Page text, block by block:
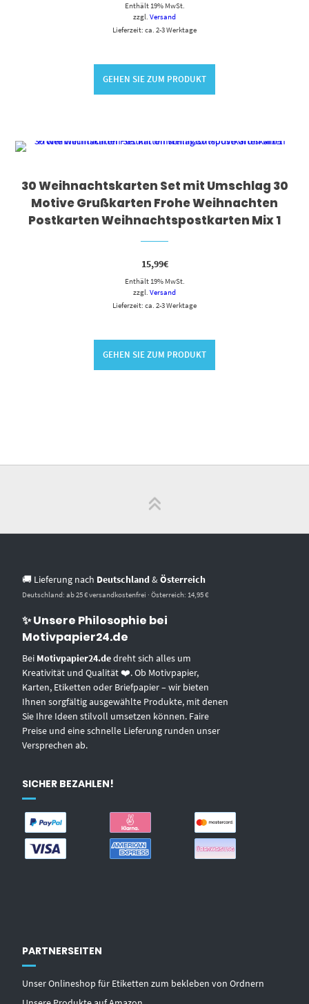
Enthält 19% MwSt.
zzgl. Versand
Lieferzeit: ca. 2-3 Werktage
GEHEN SIE ZUM PRODUKT
30 Weihnachtskarten Set mit Umschlag 30
Motive Grußkarten Frohe Weihnachten
Postkarten Weihnachtspostkarten Mix 1
15,99€
Enthält 19% MwSt.
zzgl. Versand
Lieferzeit: ca. 2-3 Werktage
GEHEN SIE ZUM PRODUKT
🚚 Lieferung nach Deutschland &Österreich
Deutschland: ab 25 € versandkostenfrei · Österreich: 14,95 €
✨ Unsere Philosophie bei
Motivpapier24.de
Bei Motivpapier24.dedreht sich alles um
Kreativität und Qualität ❤️. Ob Motivpapier,
Karten, Etiketten oder Briefpapier – wir bieten
Ihnen sorgfältig ausgewählte Produkte, mit denen
Sie Ihre Ideen stilvoll umsetzen können. Faire
Preise und eine schnelle Lieferung runden unser
Versprechen ab.
SICHER BEZAHLEN!
PARTNERSEITEN
Unser Onlineshop für Etiketten zum bekleben von Ordnern